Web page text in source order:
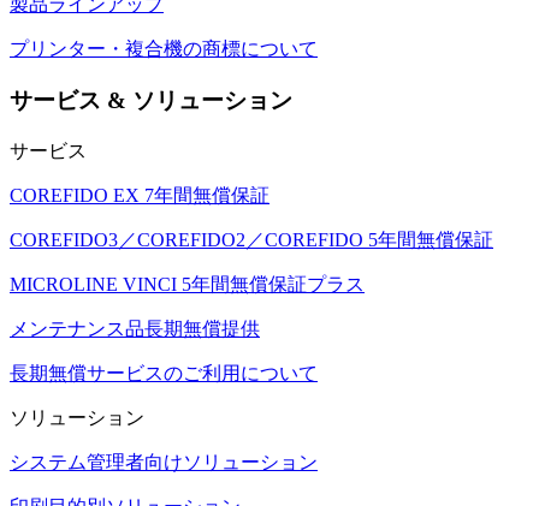
製品ラインアップ
プリンター・複合機の商標について
サービス & ソリューション
サービス
COREFIDO EX 7年間無償保証
COREFIDO3／COREFIDO2／COREFIDO 5年間無償保証
MICROLINE VINCI 5年間無償保証プラス
メンテナンス品長期無償提供
長期無償サービスのご利用について
ソリューション
システム管理者向けソリューション